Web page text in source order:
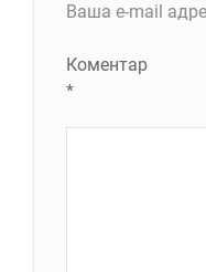
Ваша e-mail
Коментар
*